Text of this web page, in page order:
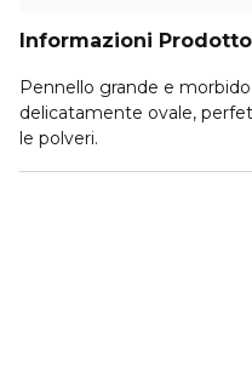
Informazioni Prodotto
Pennello grande e
delicatamente ovale,
le polveri.